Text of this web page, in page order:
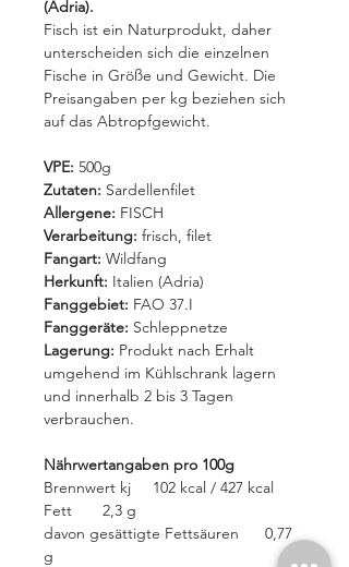
(Adria).
Fisch ist ein Naturprodukt, daher
unterscheiden sich die einzelnen
Fische in Größe und Gewicht. Die
Preisangaben per kg beziehen sich
auf das Abtropfgewicht.
VPE: 500g
Zutaten: Sardellenfilet
Allergene: FISCH
Verarbeitung: frisch, filet
Fangart: Wildfang
Herkunft: Italien (Adria)
Fanggebiet: FAO 37.I
Fanggeräte: Schleppnetze
Lagerung: Produkt nach Erhalt
umgehend im Kühlschrank lagern
und innerhalb 2 bis 3 Tagen
verbrauchen.
Nährwertangaben pro 100g
Brennwert kj 102 kcal / 427 kcal
Fett 2,3 g
davon gesättigte Fettsäuren 0,77
g